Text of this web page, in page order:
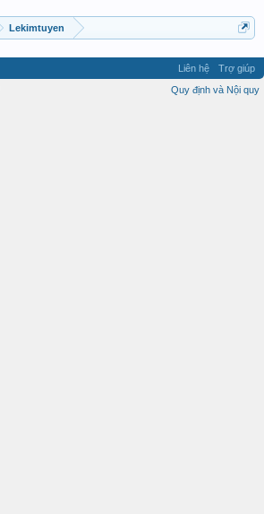
Lekimtuyen
Liên hệ
Trợ giúp
Quy định và Nội quy